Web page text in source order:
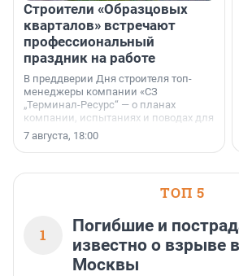
Строители «Образцовых
кварталов» встречают
профессиональный
праздник на работе
В преддверии Дня строителя топ-
менеджеры компании «СЗ
„Терминал-Ресурс“ — о планах
компании, испытаниях и поводах для
осторожного оптимизма.
7 августа, 18:00
ТОП 5
1
Погибшие и
известно о взрыве
Москвы